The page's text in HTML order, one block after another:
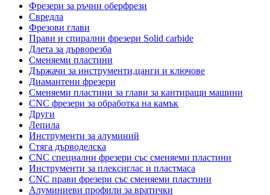
Фрезери за ръчни оберфрези
Свредла
Фрезови глави
Прави и спирални фрезери Solid carbide
Длета за дърворезба
Сменяеми пластини
Държачи за инструменти,цанги и ключове
Диамантени фрезери
Сменяеми пластини за глави за кантиращи машини
CNC фрезери за обработка на камък
Други
Лепила
Инструменти за алуминий
Стяга дърводелска
CNC специални фрезери със сменяеми пластини
Инструменти за плексиглас и пластмаса
CNC прави фрезери със сменяеми пластини
Алуминиеви профили за вратички